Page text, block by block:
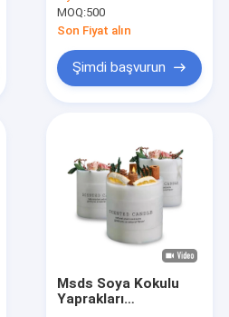
MOQ:500
Son Fiyat alın
Şimdi başvurun
Msds Soya Kokulu
Yaprakları